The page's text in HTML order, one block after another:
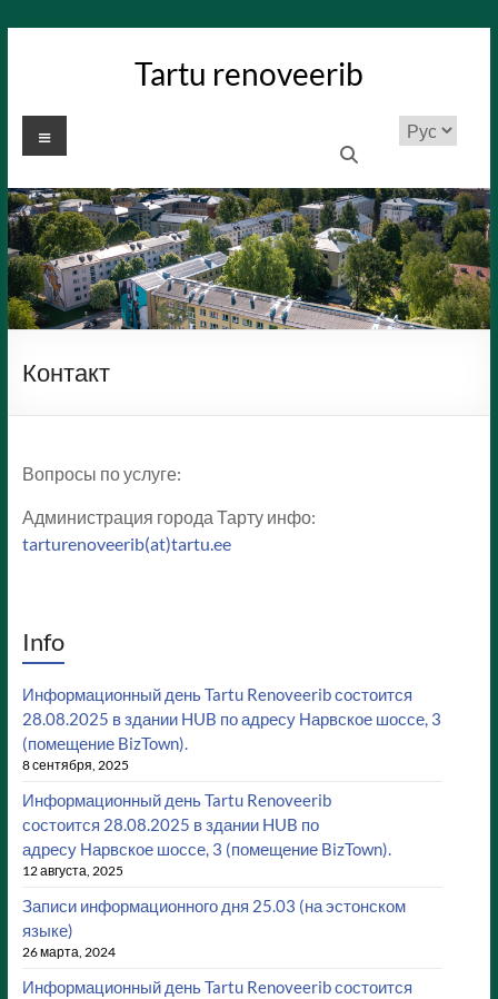
Tartu renoveerib
Выбрать
язык
Меню
Контакт
Вопросы по услуге:
Администрация города Тарту инфо:
tarturenoveerib(at)tartu.ee
Info
Информационный день Tartu Renoveerib состоится
28.08.2025 в здании HUB по адресу Нарвское шоссе, 3
(помещение BizTown).
8 сентября, 2025
Информационный день Tartu Renoveerib
состоится 28.08.2025 в здании HUB по
адресу Нарвское шоссе, 3 (помещение BizTown).
12 августа, 2025
Записи информационного дня 25.03 (на эстонском
языке)
26 марта, 2024
Информационный день Tartu Renoveerib состоится